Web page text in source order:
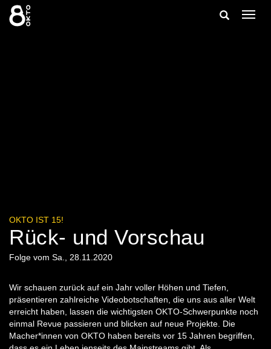
Zum
Inhalt
springen
Suche
OKTO IST 15!
Rück- und Vorschau
Folge vom Sa., 28.11.2020
Wir schauen zurück auf ein Jahr voller Höhen und Tiefen,
präsentieren zahlreiche Videobotschaften, die uns aus aller Welt
erreicht haben, lassen die wichtigsten OKTO-Schwerpunkte noch
einmal Revue passieren und blicken auf neue Projekte. Die
Macher*innen von OKTO haben bereits vor 15 Jahren begriffen,